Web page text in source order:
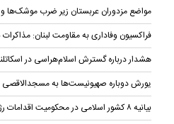
مواضع مزدوران عربستان زیر ضرب موشک‌ها
فراکسیون وفاداری به مقاومت لبنان:
هشدار درباره گسترش اسلام‌هراسی در
یورش دوباره صهیونیست‌ها به مسجدالاقصی
بیانیه ۸ کشور اسلامی در محکومیت اقدامات رژیم صهیونیستی در فلسطین